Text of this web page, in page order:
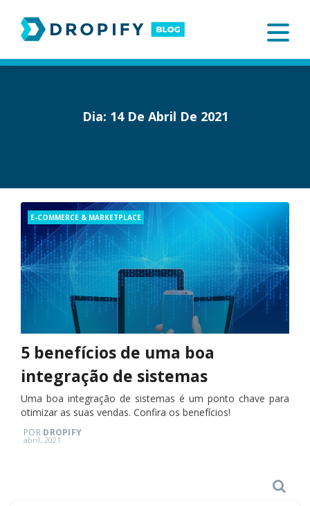
content
Dia: 14 De Abril De 2021
Categories
E-COMMERCE & MARKETPLACE
5 benefícios de uma boa
integração de sistemas
Uma boa integração de sistemas é um ponto chave para
otimizar as suas vendas. Confira os benefícios!
POR DROPIFY
Posted
abril, 2021
Search